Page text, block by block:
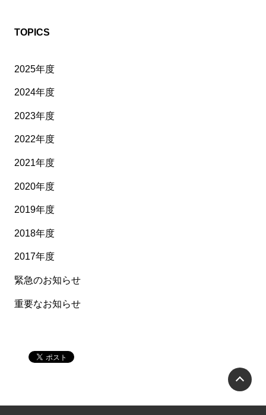
TOPICS
2025年度
2024年度
2023年度
2022年度
2021年度
2020年度
2019年度
2018年度
2017年度
緊急のお知らせ
重要なお知らせ